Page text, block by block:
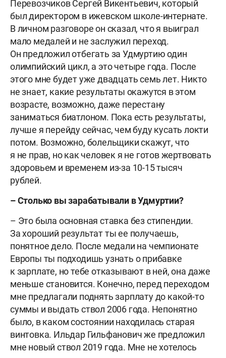
Перевозчиков Сергей Викентьевич, который
был директором в ижевском школе-интернате.
В личном разговоре он сказал, что я выиграл
мало медалей и не заслужил переход.
Он предложил отбегать за Удмуртию один
олимпийский цикл, а это четыре года. После
этого мне будет уже двадцать семь лет. Никто
не знает, какие результаты окажутся в этом
возрасте, возможно, даже перестану
заниматься биатлоном. Пока есть результаты,
лучше я перейду сейчас, чем буду кусать локти
потом. Возможно, болельщики скажут, что
я не прав, но как человек я не готов жертвовать
здоровьем и временем из-за 10-15 тысяч
рублей.
– Столько вы зарабатывали в Удмуртии?
– Это была основная ставка без стипендии.
За хороший результат ты ее получаешь,
понятное дело. После медали на чемпионате
Европы ты подходишь узнать о прибавке
к зарплате, но тебе отказывают в ней, она даже
меньше становится. Конечно, перед переходом
мне предлагали поднять зарплату до какой-то
суммы и выдать ствол 2006 года. Непонятно
было, в каком состоянии находилась старая
винтовка. Ильдар Гильфанович же предложил
мне новый ствол 2019 года. Мне не хотелось